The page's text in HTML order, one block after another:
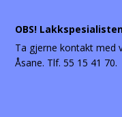
OBS!
Ta gjerne kontakt med
Åsane. Tlf. 55 15 41 70.